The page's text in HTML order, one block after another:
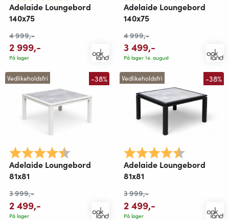
Adelaide Loungebord
140x75
4 999,-
2 999,-
På lager
Adelaide Loungebord
140x75
4 999,-
3 499,-
På lager 14. august
Vedlikeholdsfri -38%
Karakter: 4.4 av 5 mulige
Adelaide Loungebord
81x81
3 999,-
2 499,-
På lager
Vedlikeholdsfri -38%
Karakter:
Adelaide Loungebord
81x81
3 999,-
2 499,-
På lager